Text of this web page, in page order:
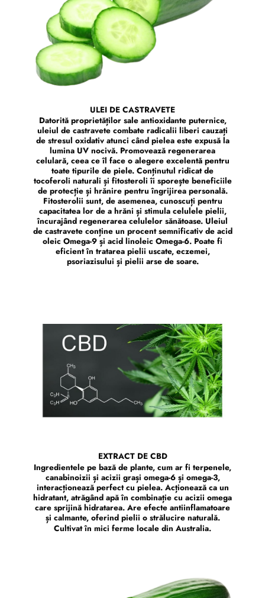
ULEI DE CASTRAVETE
Datorită proprietăților sale antioxidante puternice,
uleiul de castravete combate radicalii liberi cauzați
de stresul oxidativ atunci când pielea este expusă la
lumina UV nocivă. Promovează regenerarea
celulară, ceea ce îl face o alegere excelentă pentru
toate tipurile de piele. Conținutul ridicat de
tocoferoli naturali și fitosteroli îi sporește beneficiile
de protecție și hrănire pentru îngrijirea personală.
Fitosterolii sunt, de asemenea, cunoscuți pentru
capacitatea lor de a hrăni și stimula celulele pielii,
încurajând regenerarea celulelor sănătoase. Uleiul
de castravete conține un procent semnificativ de acid
oleic Omega-9 și acid linoleic Omega-6. Poate fi
eficient în tratarea pielii uscate, eczemei,
psoriazisului și pielii arse de soare.
EXTRACT DE CBD
Ingredientele pe bază de plante, cum ar fi terpenele,
canabinoizii și acizii grași omega-6 și omega-3,
interacționează perfect cu pielea. Acționează ca un
hidratant, atrăgând apă în combinație cu acizii omega
care sprijină hidratarea. Are efecte antiinflamatoare
și calmante, oferind pielii o strălucire naturală.
Cultivat în mici ferme locale din Australia.